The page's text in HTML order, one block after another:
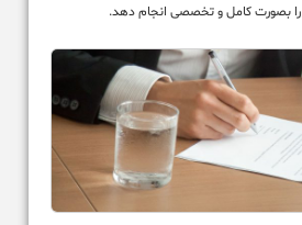
را بصورت کامل و تخصصی انجام دهد.